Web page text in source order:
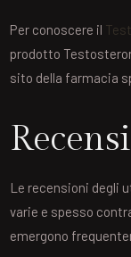
Per conoscere il
prodotto
sito della farmacia
Le recensioni degli
varie e spesso
emergono